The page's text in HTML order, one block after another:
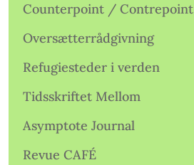
Counterpoint / Contrepoint
Oversætterrådgivning
Refugiesteder i verden
Tidsskriftet Mellom
Asymptote Journal
Revue CAFÉ